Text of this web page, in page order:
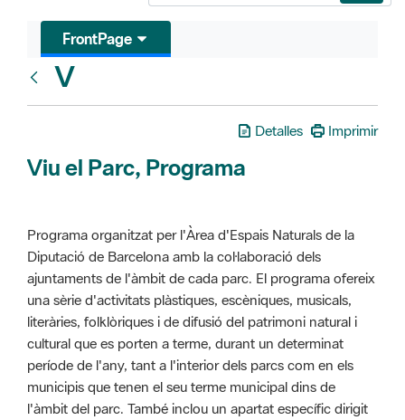
FrontPage
V
Detalles Imprimir
Viu el Parc, Programa
Programa organitzat per l'Àrea d'Espais Naturals de la
Diputació de Barcelona amb la col·laboració dels
ajuntaments de l'àmbit de cada parc. El programa ofereix
una sèrie d'activitats plàstiques, escèniques, musicals,
literàries, folklòriques i de difusió del patrimoni natural i
cultural que es porten a terme, durant un determinat
període de l'any, tant a l'interior dels parcs com en els
municipis que tenen el seu terme municipal dins de
l'àmbit del parc. També inclou un apartat específic dirigit